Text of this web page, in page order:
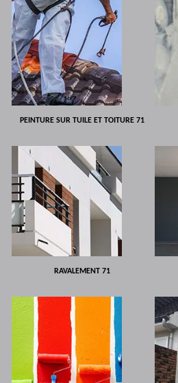
PEINTURE SUR TUILE ET TOITURE 71
RAVALEMENT 71